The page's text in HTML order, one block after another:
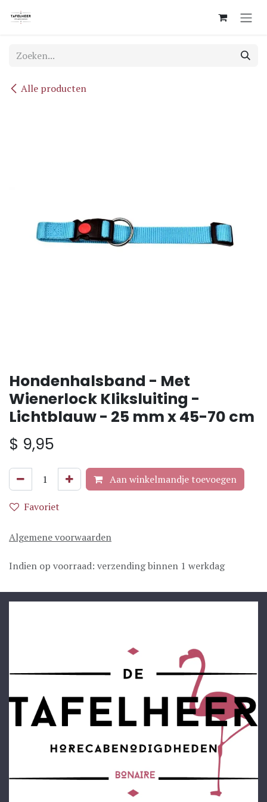
Alle producten
Hondenhalsband - Met
Wienerlock Kliksluiting -
Lichtblauw - 25 mm x 45-70 cm
$ 9,95
Aan winkelmandje toevoegen
Favoriet
Algemene voorwaarden
Indien op voorraad: verzending binnen 1 werkdag